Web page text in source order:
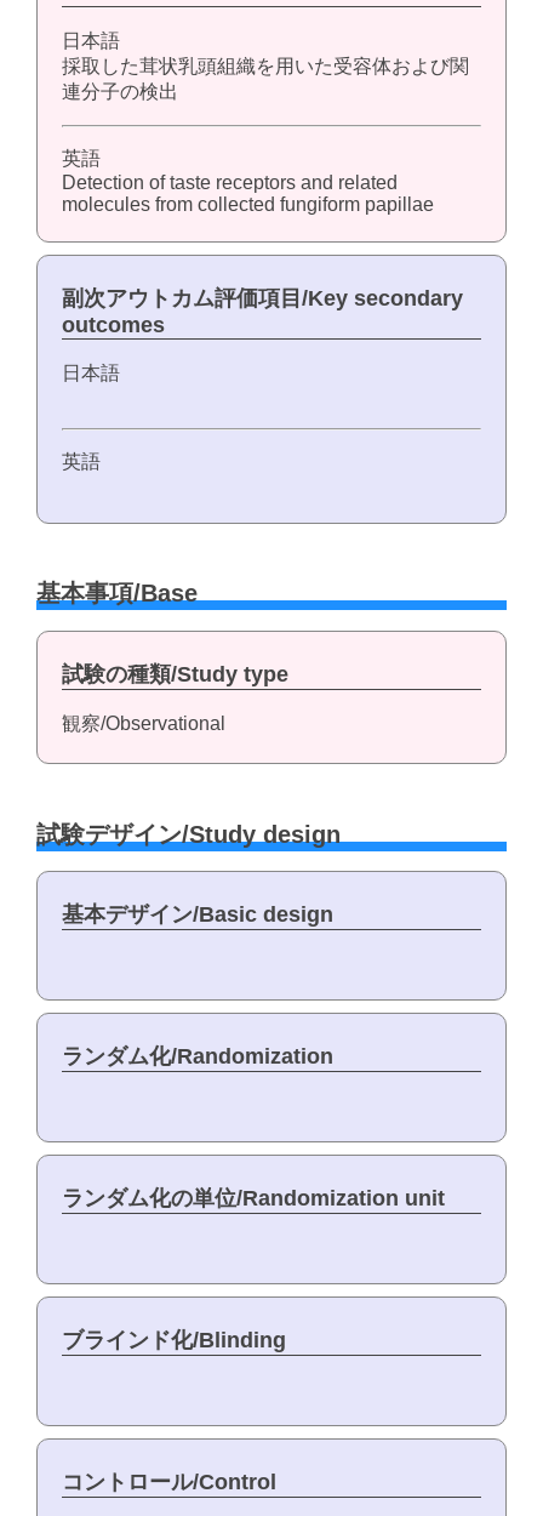
日本語
採取した茸状乳頭組織を用いた受容体および関
連分子の検出
英語
Detection of taste receptors and related
molecules from collected fungiform papillae
副次アウトカム評価項目/Key secondary
outcomes
日本語
英語
基本事項/Base
試験の種類/Study type
観察/Observational
試験デザイン/Study design
基本デザイン/Basic design
ランダム化/Randomization
ランダム化の単位/Randomization unit
ブラインド化/Blinding
コントロール/Control